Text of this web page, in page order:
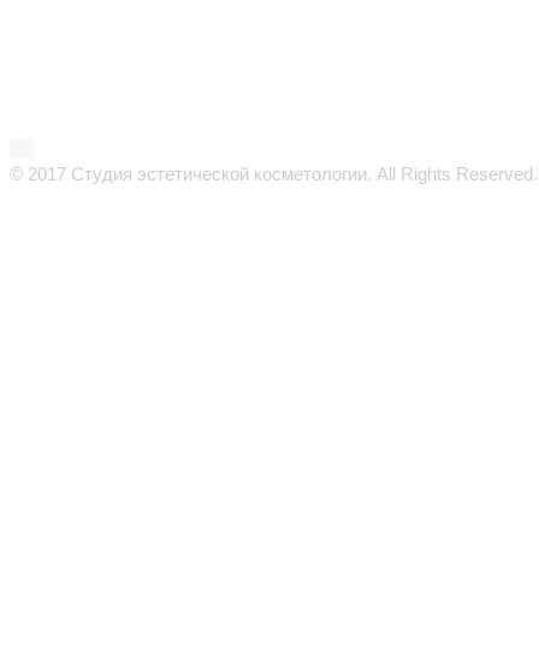
© 2017 Студия эстетической косметологии. All Rights Reserved.